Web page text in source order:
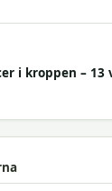
i kroppen –